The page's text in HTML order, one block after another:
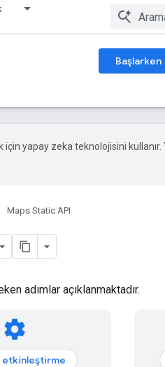
Başlarken
yapay zeka teknolojisini kullanır.
Maps Static API
adımlar açıklanmaktadır.
settings
etkinleştirme